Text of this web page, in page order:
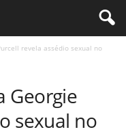
revela assédio sexual no
Georgie
sexual no